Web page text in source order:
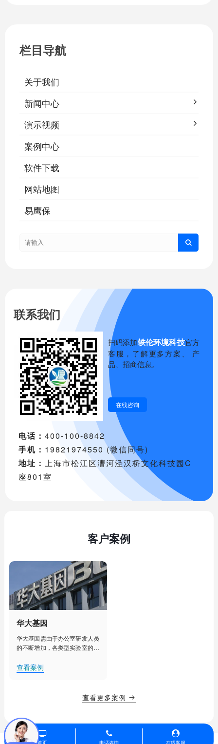
栏目导航
关于我们
新闻中心
演示视频
案例中心
软件下载
网站地图
易鹰保
联系我们
扫码添加轶伦环境科技官方
客服，了解更多方案、 产
品、招商信息。
在线咨询
电话： 400-100-8842
手机： 19821974550 (微信同号)
地址： 上海市松江区漕河泾汉桥文化科技园C
座801室
客户案例
华大基因
华大基因需由于办公室研发人员
的不断增加，各类型实验室的建
其对办公室、实验室、实验室设
备更加细致化管理的需求。需要
化、智能化管理，提升办公效
率，降低用电能耗，创造舒适的
查看案例
查看更多案例 
首页 电话咨询 在线客服